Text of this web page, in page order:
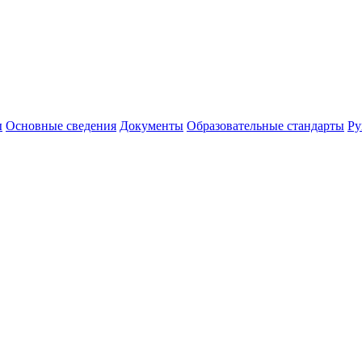
Основные сведения Документы Образовательные стандарты